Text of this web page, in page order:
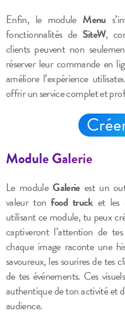
Enfin, le module Menu
fonctionnalités de SiteW,
clients peuvent non
réserver leur commande en
améliore l’expérience
offrir un service complet et
Module Galerie
Le moduleGalerieest un
valeur tonfood trucket les
utilisant ce module, tu peux
captiveront l’attention de
chaque image raconte une
savoureux, les sourires de tes
de tes événements. Ces
authentique de ton activité et
audience.